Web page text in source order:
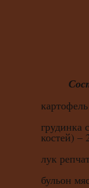
грудинка
костей) –
лук
бульон